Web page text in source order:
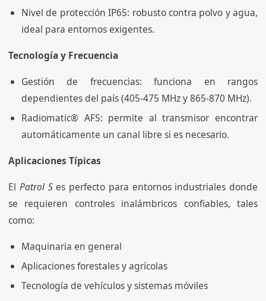
Nivel de protección IP65: robusto contra polvo y agua,
ideal para entornos exigentes.
Tecnología y Frecuencia
Gestión de frecuencias: funciona en rangos
dependientes del país (405-475 MHz y 865-870 MHz).
Radiomatic® AFS: permite al transmisor encontrar
automáticamente un canal libre si es necesario.
Aplicaciones Típicas
El Patrol Ses perfecto para entornos industriales donde
se requieren controles inalámbricos confiables, tales
como:
Maquinaria en general
Aplicaciones forestales y agrícolas
Tecnología de vehículos y sistemas móviles